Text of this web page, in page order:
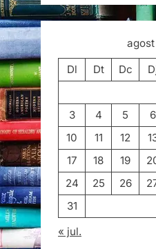
Dl
Dt Dc
3
4 5 6
10
11 12
17
18 19
24
25 26
31
« jul.